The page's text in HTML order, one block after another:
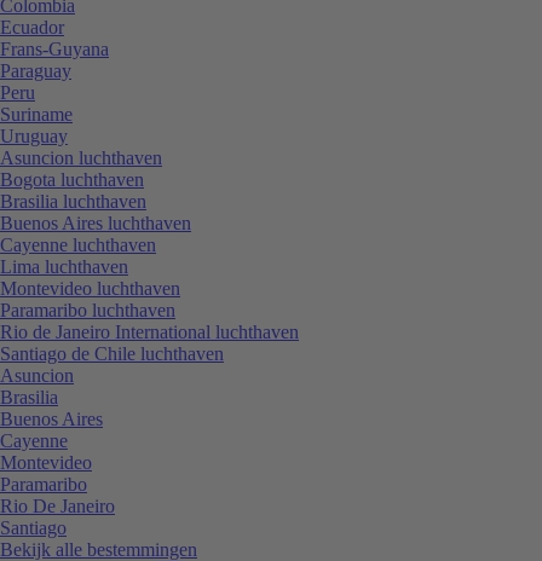
Colombia
Ecuador
Frans-Guyana
Paraguay
Peru
Suriname
Uruguay
Asuncion luchthaven
Bogota luchthaven
Brasilia luchthaven
Buenos Aires luchthaven
Cayenne luchthaven
Lima luchthaven
Montevideo luchthaven
Paramaribo luchthaven
Rio de Janeiro International luchthaven
Santiago de Chile luchthaven
Asuncion
Brasilia
Buenos Aires
Cayenne
Montevideo
Paramaribo
Rio De Janeiro
Santiago
Bekijk alle bestemmingen